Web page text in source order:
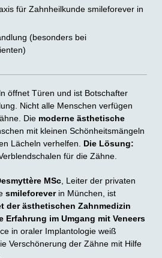
für Zahnheilkunde smileforever in
(besonders bei
öffnet Türen und ist Botschafter
Nicht alle Menschen verfügen
Die moderne ästhetische
mit kleinen Schönheitsmängeln
Lächeln verhelfen. Die Lösung:
für die Zähne.
MSc , Leiter der privaten
smileforeverin München, ist
der ästhetischen Zahnmedizin
Erfahrung im Umgang mit Veneers
in oraler Implantologie weiß
Verschönerung der Zähne mit Hilfe